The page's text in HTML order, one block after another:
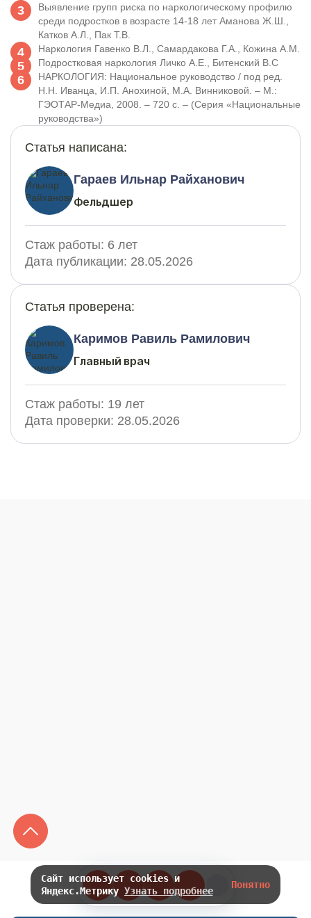
Выявление групп риска по наркологическому профилю
среди подростков в возрасте 14-18 лет Аманова Ж.Ш.,
Катков А.Л., Пак Т.В.
Наркология Гавенко В.Л., Самардакова Г.A., Кожина А.М.
Подростковая наркология Личко А.Е., Битенский В.С
НАРКОЛОГИЯ: Национальное руководство / под ред.
Н.Н. Иванца, И.П. Анохиной, М.А. Винниковой. – М.:
ГЭОТАР-Медиа, 2008. – 720 с. – (Серия «Национальные
руководства»)
Статья написана:
Гараев Ильнар Райханович
Фельдшер
Стаж работы: 6 лет
Дата публикации: 28.05.2026
Статья проверена:
Каримов Равиль Рамилович
Главный врач
Стаж работы: 19 лет
Дата проверки: 28.05.2026
Сайт использует cookies и
Яндекс.Метрику Узнать подробнее
Понятно